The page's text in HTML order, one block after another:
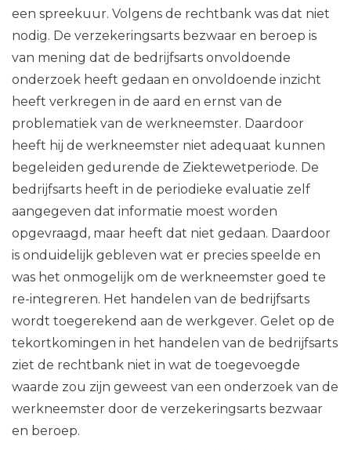
een spreekuur. Volgens de rechtbank was dat niet
nodig. De verzekeringsarts bezwaar en beroep is
van mening dat de bedrijfsarts onvoldoende
onderzoek heeft gedaan en onvoldoende inzicht
heeft verkregen in de aard en ernst van de
problematiek van de werkneemster. Daardoor
heeft hij de werkneemster niet adequaat kunnen
begeleiden gedurende de Ziektewetperiode. De
bedrijfsarts heeft in de periodieke evaluatie zelf
aangegeven dat informatie moest worden
opgevraagd, maar heeft dat niet gedaan. Daardoor
is onduidelijk gebleven wat er precies speelde en
was het onmogelijk om de werkneemster goed te
re-integreren. Het handelen van de bedrijfsarts
wordt toegerekend aan de werkgever. Gelet op de
tekortkomingen in het handelen van de bedrijfsarts
ziet de rechtbank niet in wat de toegevoegde
waarde zou zijn geweest van een onderzoek van de
werkneemster door de verzekeringsarts bezwaar
en beroep.